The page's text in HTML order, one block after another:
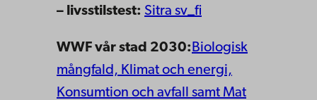
– livsstilstest: Sitra sv_fi
WWF vår stad 2030: Biologisk
mångfald, Klimat och energi,
Konsumtion och avfall samt Mat